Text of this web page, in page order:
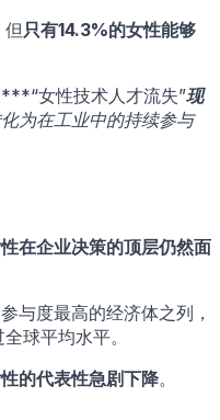
但只有14.3%的女性能够
女性技术人才流失”现
为在工业中的持续参与
在企业决策的顶层仍然面
与度最高的经济体之列，
全球平均水平。
的代表性急剧下降。